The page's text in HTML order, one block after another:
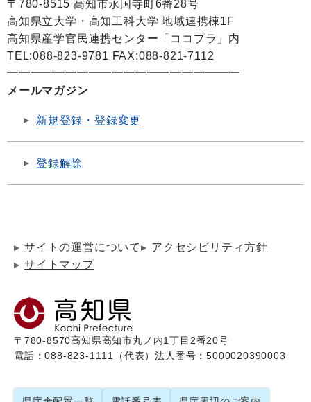
〒780-8515 高知市永国寺町6番28号
高知県立大学・高知工科大学 地域連携棟1F
高知県産学官民連携センター「ココプラ」内
TEL:088-823-9781 FAX:088-821-7112
━━━━━━━━━━━━━━━━━━━━
メールマガジン
新規登録・登録変更
登録解除
サイトの運営について
アクセシビリティ方針
サイトマップ
〒780-8570高知県高知市丸ノ内1丁目2番20号
電話：088-823-1111（代表）法人番号：5000020390003